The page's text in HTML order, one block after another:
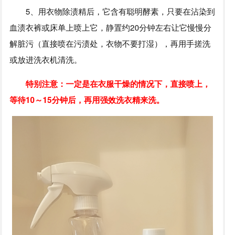
5、用衣物除渍精后，它含有聪明酵素，只要在沾染到
血渍衣裤或床单上喷上它，静置约20分钟左右让它慢慢分
解脏污（直接喷在污渍处，衣物不要打湿），再用手搓洗
或放进洗衣机清洗。
特别注意：一定是在衣服干燥的情况下，直接喷上，
等待10～15分钟后，再用强效洗衣精来洗。